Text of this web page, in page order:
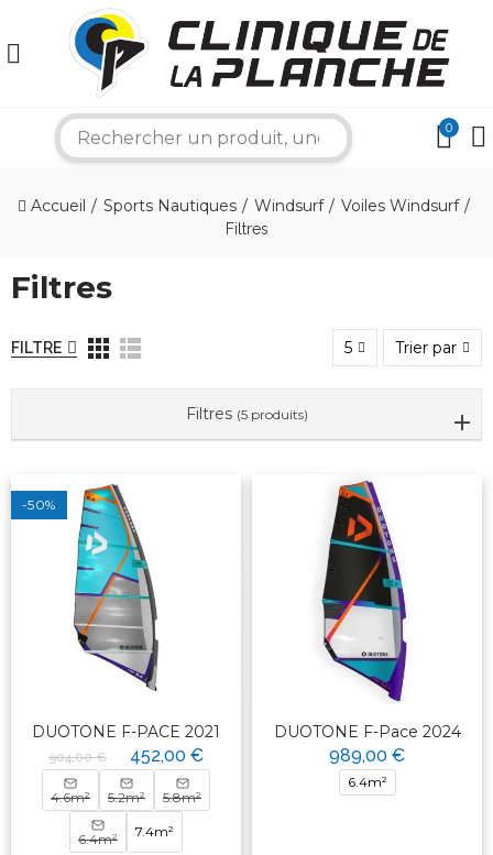
0
Accueil Sports Nautiques Windsurf Voiles Windsurf
Filtres
Filtres
FILTRE 5 Trier par
Filtres (5 produits)
-50%
DUOTONE F-PACE 2021
904,00 € 452,00 €
4.6m² 5.2m² 5.8m²
6.4m² 7.4m²
DUOTONE F-Pace 2024
989,00 €
6.4m²
×
Bonjour ! Je suis votre expert nautique.
Comment puis-je vous aider aujourd'hui ?